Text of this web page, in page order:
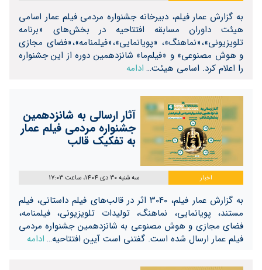
به گزارش عمار فیلم، دبیرخانه جشنواره مردمی فیلم عمار اسامی
هیئت داوران مسابقه افتتاحیه در بخش‌های «برنامه
تلویزیونی»،«نماهنگ»، «پویانمایی»،«فیلمنامه»،«فضای مجازی
و هوش مصنوعی» و «فیلم‌ما» شانزدهمین دوره از این جشنواره
را اعلام کرد. اسامی هیئت‌… ادامه
آثار ارسالی به شانزدهمین
جشنواره مردمی فیلم عمار
به تفکیک قالب
اخبار سه شنبه 30 دی 1404، ساعت 17:03
به گزارش عمار فیلم، ۳۰۴۰ اثر در قالب‌های فیلم داستانی، فیلم
مستند، پویانمایی، نماهنگ، تولیدات تلویزیونی، فیلمنامه،
فضای مجازی و هوش مصنوعی به شانزدهمین جشنواره مردمی
فیلم عمار ارسال شده است. گفتنی است آیین افتتاحیه… ادامه